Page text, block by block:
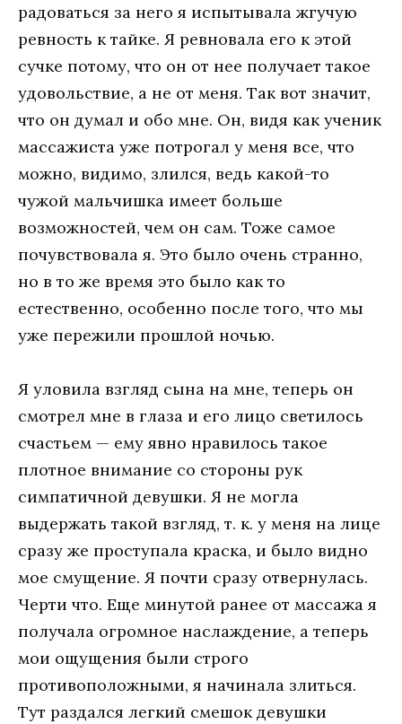
радоваться за него я испытывала жгучую
ревность к тайке. Я ревновала его к этой
сучке потому, что он от нее получает такое
удовольствие, а не от меня. Так вот значит,
что он думал и обо мне. Он, видя как ученик
массажиста уже потрогал у меня все, что
можно, видимо, злился, ведь какой-то
чужой мальчишка имеет больше
возможностей, чем он сам. Тоже самое
почувствовала я. Это было очень странно,
но в то же время это было как то
естественно, особенно после того, что мы
уже пережили прошлой ночью.
Я уловила взгляд сына на мне, теперь он
смотрел мне в глаза и его лицо светилось
счастьем — ему явно нравилось такое
плотное внимание со стороны рук
симпатичной девушки. Я не могла
выдержать такой взгляд, т. к. у меня на лице
сразу же проступала краска, и было видно
мое смущение. Я почти сразу отвернулась.
Черти что. Еще минутой ранее от массажа я
получала огромное наслаждение, а теперь
мои ощущения были строго
противоположными, я начинала злиться.
Тут раздался легкий смешок девушки